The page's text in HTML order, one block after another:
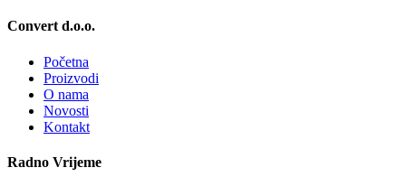
Convert d.o.o.
Početna
Proizvodi
O nama
Novosti
Kontakt
Radno Vrijeme